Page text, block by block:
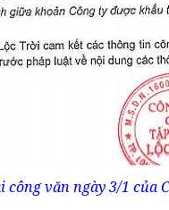
văn ngày 3/1 của